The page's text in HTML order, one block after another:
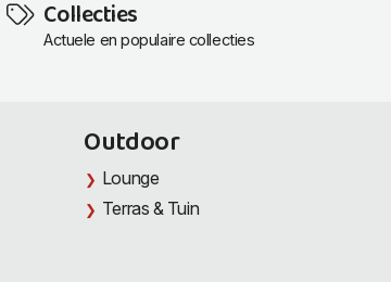
Collecties
Actuele en populaire collecties
Outdoor
Lounge
Terras & Tuin